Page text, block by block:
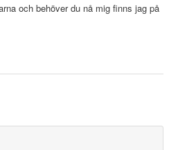
och behöver du nå mig finns jag på